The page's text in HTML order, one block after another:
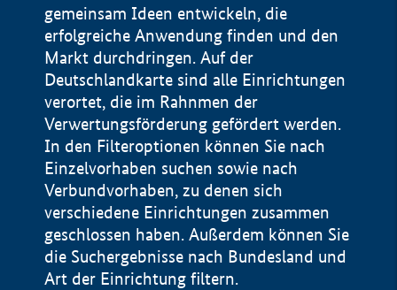
gemeinsam Ideen entwickeln, die
erfolgreiche Anwendung finden und den
Markt durchdringen. Auf der
Deutschlandkarte sind alle Einrichtungen
verortet, die im Rahnmen der
Verwertungsförderung gefördert werden.
In den Filteroptionen können Sie nach
Einzelvorhaben suchen sowie nach
Verbundvorhaben, zu denen sich
verschiedene Einrichtungen zusammen
geschlossen haben. Außerdem können Sie
die Suchergebnisse nach Bundesland und
Art der Einrichtung filtern.